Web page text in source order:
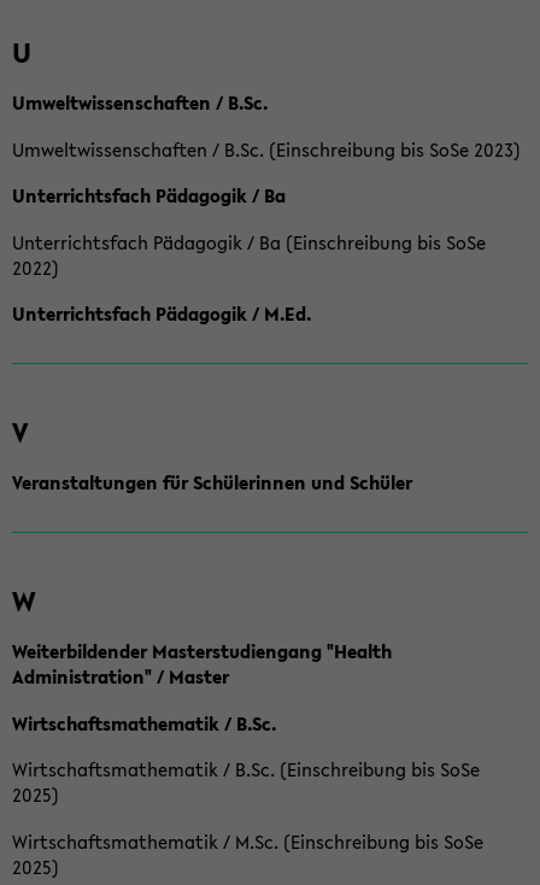
U
Umweltwissenschaften / B.Sc.
Umweltwissenschaften / B.Sc. (Einschreibung bis SoSe 2023)
Unterrichtsfach Pädagogik / Ba
Unterrichtsfach Pädagogik / Ba (Einschreibung bis SoSe
2022)
Unterrichtsfach Pädagogik / M.Ed.
V
Veranstaltungen für Schülerinnen und Schüler
W
Weiterbildender Masterstudiengang "Health
Administration" / Master
Wirtschaftsmathematik / B.Sc.
Wirtschaftsmathematik / B.Sc. (Einschreibung bis SoSe
2025)
Wirtschaftsmathematik / M.Sc. (Einschreibung bis SoSe
2025)